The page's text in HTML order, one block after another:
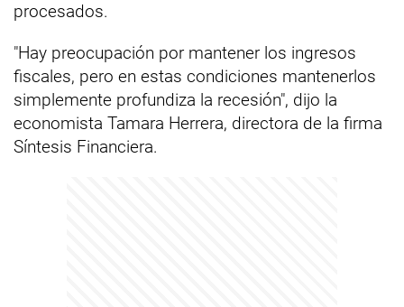
procesados.
"Hay preocupación por mantener los ingresos
fiscales, pero en estas condiciones mantenerlos
simplemente profundiza la recesión", dijo la
economista Tamara Herrera, directora de la firma
Síntesis Financiera.